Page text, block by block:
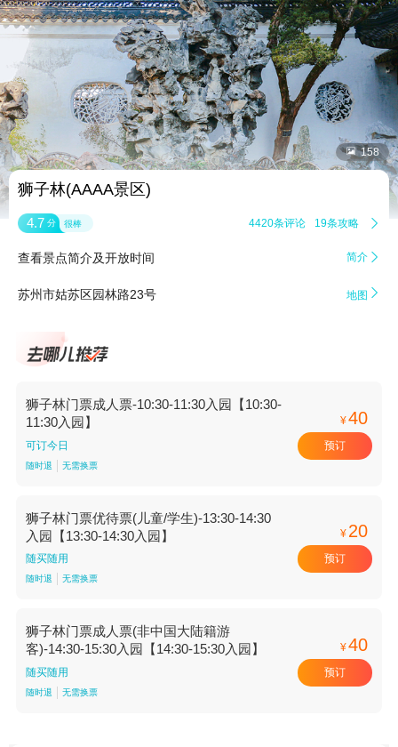
 158
狮子林(AAAA景区)
4.7 分 很棒 4420条评论 19条攻略 
查看景点简介及开放时间 简介 
苏州市姑苏区园林路23号 地图 
狮子林门票成人票-10:30-11:30入园【10:30-
11:30入园】
可订今日
随时退 无需换票
¥40
预订
狮子林门票优待票(儿童/学生)-13:30-14:30
入园【13:30-14:30入园】
随买随用
随时退 无需换票
¥ 20
预订
狮子林门票成人票(非中国大陆籍游
客)-14:30-15:30入园【14:30-15:30入园】
随买随用
随时退 无需换票
¥40
预订
